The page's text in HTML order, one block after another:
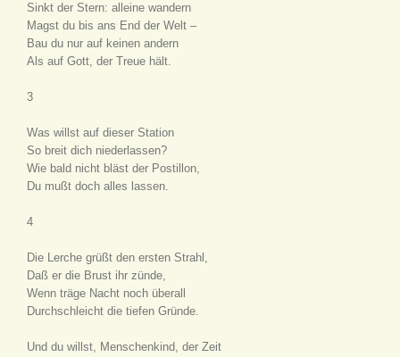
Sinkt der Stern: alleine wandern
Magst du bis ans End der Welt –
Bau du nur auf keinen andern
Als auf Gott, der Treue hält.
3
Was willst auf dieser Station
So breit dich niederlassen?
Wie bald nicht bläst der Postillon,
Du mußt doch alles lassen.
4
Die Lerche grüßt den ersten Strahl,
Daß er die Brust ihr zünde,
Wenn träge Nacht noch überall
Durchschleicht die tiefen Gründe.
Und du willst, Menschenkind, der Zeit